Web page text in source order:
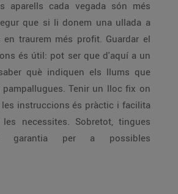
que si li donem una ullada a
traurem més profit. Guardar el
llums que
Tenir un lloc fix on
instruccions és pràctic i facilita
necessites. Sobretot, tingues